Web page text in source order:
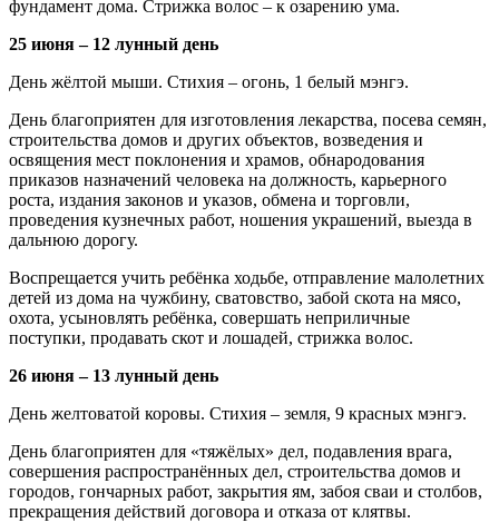
фундамент дома. Стрижка волос – к озарению ума.
25 июня – 12 лунный день
День жёлтой мыши. Стихия – огонь, 1 белый мэнгэ.
День благоприятен для изготовления ле­карства, посева семян,
строительства домов и других объектов, возведения и
освящения мест поклонения и храмов, обнародования
приказов назначений человека на должность, карьерного
роста, издания законов и указов, обмена и тор­говли,
проведения кузнечных работ, ношения украшений, выезда в
дальнюю дорогу.
Воспрещается учить ребёнка ходьбе, от­правление малолетних
детей из дома на чуж­бину, сватовство, забой скота на мясо,
охота, усыновлять ребёнка, совершать неприличные
поступки, продавать скот и лошадей, стрижка волос.
26 июня – 13 лунный день
День желтоватой коровы. Стихия – земля, 9 красных мэнгэ.
День благоприятен для «тяжёлых» дел, по­давления врага,
совершения распространённых дел, строительства домов и
городов, гончарных работ, закрытия ям, забоя сваи и столбов,
пре­кращения действий договора и отказа от клят­вы.